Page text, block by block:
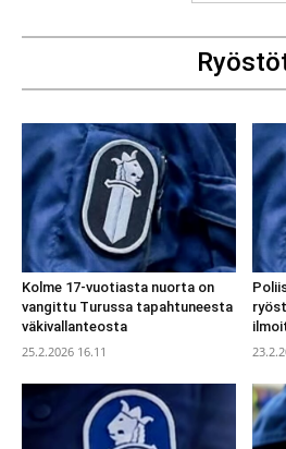
Kolme 17-vuotiasta nuorta on
vangittu Turussa tapahtuneesta
väkivallanteosta
25.2.2026 16.11